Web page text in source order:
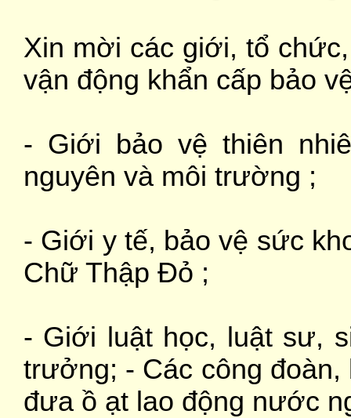
Xin mời các giới, tổ
vận động khẩn cấp bảo
- Giới bảo vệ thiên
nguyên và môi trường ;
- Giới y tế, bảo vệ sức
Chữ Thập Đỏ ;
- Giới luật học, luật sư,
trưởng; - Các công đoàn,
đưa ồ ạt lao động nước